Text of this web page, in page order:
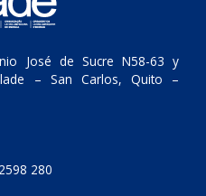
José de Sucre N58-63 y
– San Carlos, Quito –
280